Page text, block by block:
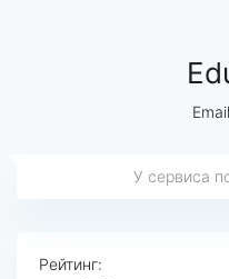
У сервиса
Рейтинг: